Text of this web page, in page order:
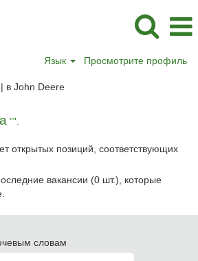
Язык Просмотрите профиль
| в John Deere(текущая
"".
открытых позиций, соответствующих
вакансии (0 шт.), которые
словам